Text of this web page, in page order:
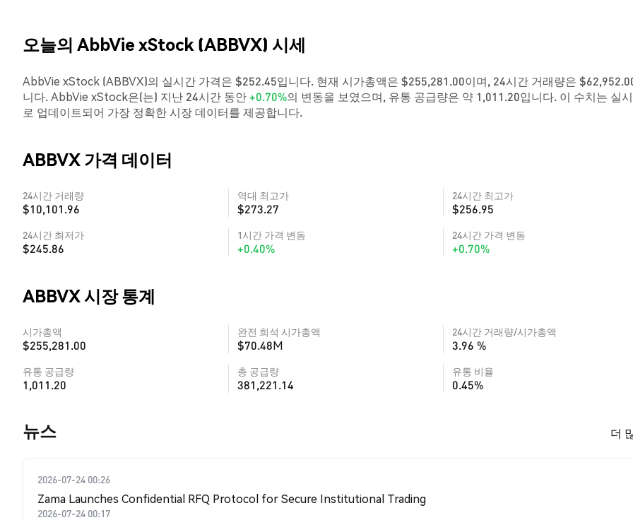
오늘의 AbbVie xStock (ABBVX) 시세
AbbVie xStock (ABBVX)의 실시간 가격은 $252.45입니다. 현재 시가총액은 $255,281.00이며, 24시간 거래량은
니다. AbbVie xStock은(는) 지난 24시간 동안+0.70%의 변동을 보였으며, 유통 공급량은 약 1,011.20입니다. 이 수치는 실
로 업데이트되어 가장 정확한 시장 데이터를 제공합니다.
ABBVX 가격 데이터
24시간 거래량
$10,101.96
역대 최고가
$273.27
24시간 최고가
$256.95
24시간 최저가
$245.86
1시간 가격 변동
+0.40%
24시간 가격 변동
+0.70%
ABBVX 시장 통계
시가총액
$255,281.00
완전 희석 시가총액
$70.48M
24시간 거래량/시가총액
3.96 %
유통 공급량
1,011.20
총 공급량
381,221.14
유통 비율
0.45%
뉴스 더
2026-07-24 00:26
Zama Launches Confidential RFQ Protocol for Secure Institutional Trading
2026-07-24 00:17